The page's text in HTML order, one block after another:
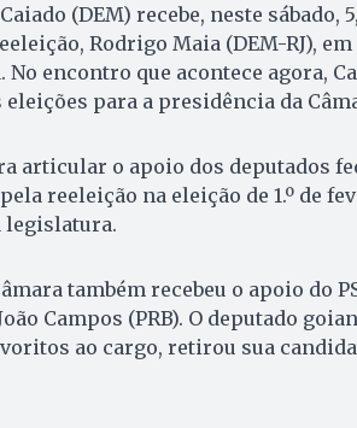
(DEM) recebe, neste sábado,
Rodrigo Maia (DEM-RJ),
encontro que acontece agora,
para a presidência da
articular o apoio dos deputados
reeleição na eleição de 1.º de
legislatura.
também recebeu o apoio do
Campos (PRB). O deputado
ao cargo, retirou sua